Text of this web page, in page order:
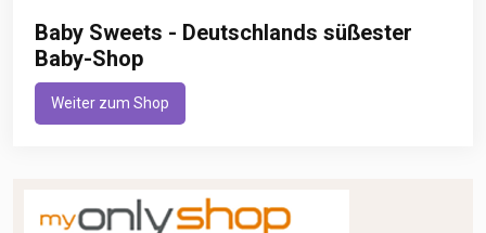
Baby Sweets - Deutschlands süßester
Baby-Shop
Weiter zum Shop